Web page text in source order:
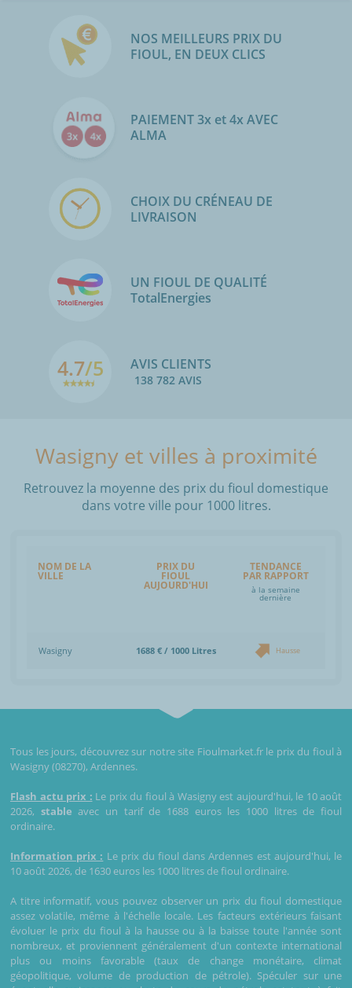
NOS MEILLEURS PRIX DU
FIOUL, EN DEUX CLICS
PAIEMENT 3x et 4x AVEC
ALMA
CHOIX DU CRÉNEAU DE
LIVRAISON
UN FIOUL DE QUALITÉ
TotalEnergies
4.7/5 AVIS CLIENTS
138 782 AVIS
Wasigny et villes à proximité
Retrouvez la moyenne des prix du fioul domestique
dans votre ville pour 1000 litres.
NOM DE LA
VILLE
PRIX DU
FIOUL
AUJOURD'HUI
TENDANCE
PAR RAPPORT
à la semaine
dernière
Wasigny 1688 € / 1000 Litres Hausse
Tous les jours, découvrez sur notre site Fioulmarket.fr le prix du fioul à
Wasigny (08270), Ardennes.
Flash actu prix : Le prix du fioul à Wasigny est aujourd'hui, le 10 août
2026, stable avec un tarif de 1688 euros les 1000 litres de fioul
ordinaire.
Information prix : Le prix du fioul dans Ardennes est aujourd'hui, le
10 août 2026, de 1630 euros les 1000 litres de fioul ordinaire.
A titre informatif, vous pouvez observer un prix du fioul domestique
assez volatile, même à l'échelle locale. Les facteurs extérieurs faisant
évoluer le prix du fioul à la hausse ou à la baisse toute l'année sont
nombreux, et proviennent généralement d'un contexte international
plus ou moins favorable (taux de change monétaire, climat
géopolitique, volume de production de pétrole). Spéculer sur une